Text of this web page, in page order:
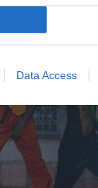
Data Access